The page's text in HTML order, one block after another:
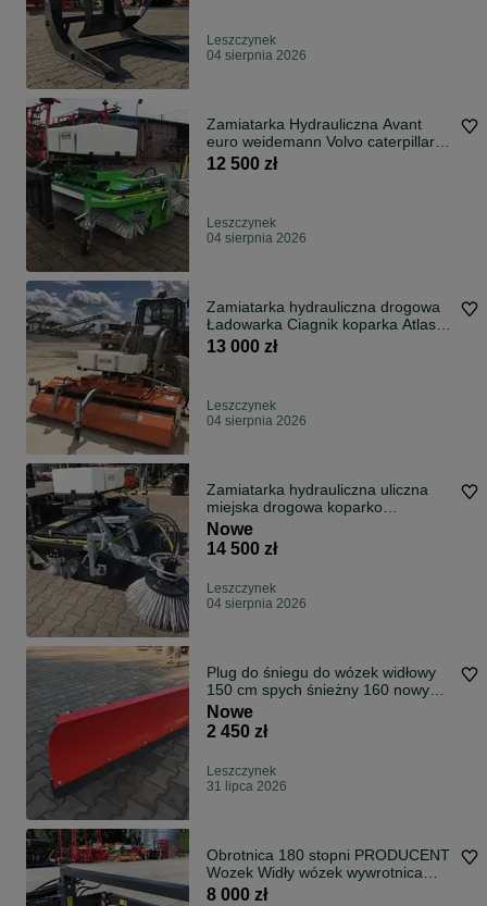
Leszczynek
04 sierpnia 2026
Zamiatarka Hydrauliczna Avant
euro weidemann Volvo caterpillar
cat
12 500 zł
Leszczynek
04 sierpnia 2026
Zamiatarka hydrauliczna drogowa
Ładowarka Ciagnik koparka Atlas
Tuz CE
13 000 zł
Leszczynek
04 sierpnia 2026
Zamiatarka hydrauliczna uliczna
miejska drogowa koparko
ladowarka przemysłowa ciągnik
traktor koparka ładowarka
teleskopowa 180 230 cm
Nowe
14 500 zł
Leszczynek
04 sierpnia 2026
Plug do śniegu do wózek widłowy
150 cm spych śnieżny 160 nowy
TANIO
Nowe
2 450 zł
Leszczynek
31 lipca 2026
Obrotnica 180 stopni PRODUCENT
Wozek Widły wózek wywrotnica
407 507 CE
8 000 zł